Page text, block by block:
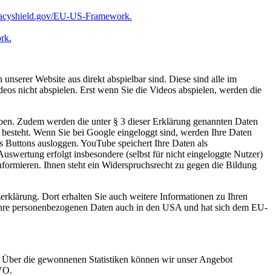
EU-US-Framework.
unserer Website aus direkt abspielbar sind. Diese sind alle im
nicht abspielen. Erst wenn Sie die Videos abspielen, werden die
Zudem werden die unter § 3 dieser Erklärung genannten Daten
Wenn Sie bei Google eingeloggt sind, werden Ihre Daten
ausloggen. YouTube speichert Ihre Daten als
erfolgt insbesondere (selbst für nicht eingeloggte Nutzer)
Ihnen steht ein Widerspruchsrecht zu gegen die Bildung
Dort erhalten Sie auch weitere Informationen zu Ihren
personenbezogenen Daten auch in den USA und hat sich dem EU-
die gewonnenen Statistiken können wir unser Angebot